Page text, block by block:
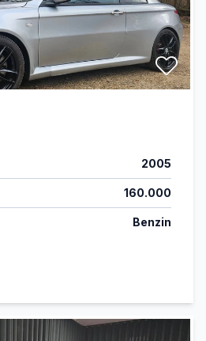
2005
160.000
Benzin